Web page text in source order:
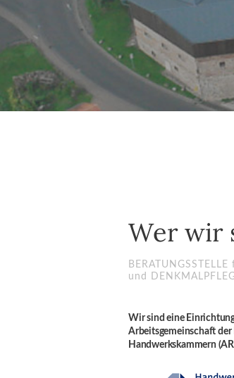
Wer wir
und
Wir sind eine
Arbeitsgemeinschaft der
Handwerkskammern